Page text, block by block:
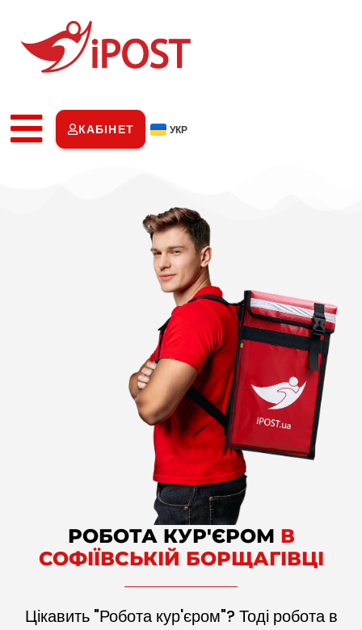
КАБІНЕТ УКР
РОБОТА КУР'ЄРОМ В
СОФІЇВСЬКІЙ БОРЩАГІВЦІ
Цікавить "Робота кур'єром"? Тоді робота в